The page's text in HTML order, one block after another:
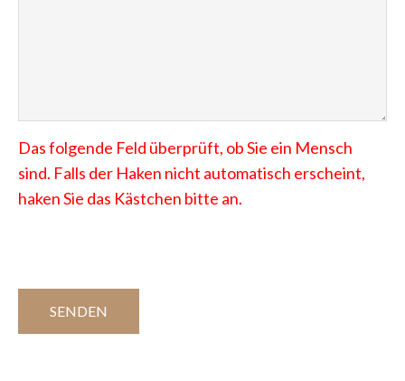
Das folgende Feld überprüft, ob Sie ein Mensch
sind. Falls der Haken nicht automatisch erscheint,
haken Sie das Kästchen bitte an.